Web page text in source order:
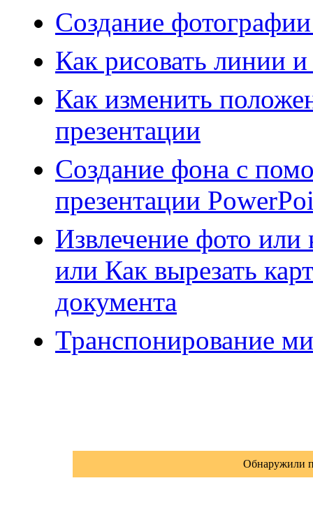
Создание
Как рисовать линии
Как изменить
презентации
Создание фона с
презентации
Извлечение фото или
или Как вырезать
документа
Транспонирование
Обнаружили